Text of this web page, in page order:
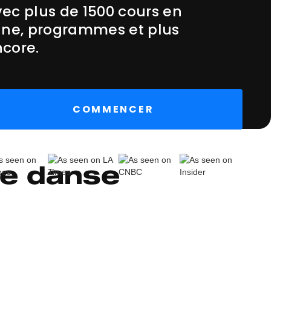
plus de 1500 cours en
programmes et plus
COMMENCER
danse